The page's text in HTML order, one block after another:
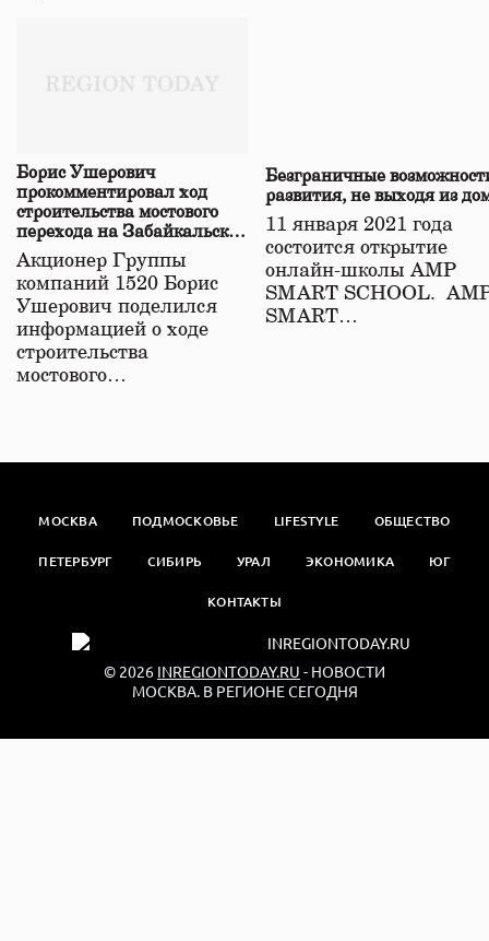
Борис Ушерович
прокомментировал ход
строительства мостового
перехода на Забайкальской
железной дороге
Акционер Группы
компаний 1520 Борис
Ушерович поделился
информацией о ходе
строительства
мостового…
Безграничные
развития, не выходя из
11 января 2021 года
состоится открытие
онлайн-школы АМР
SMART SCHOOL.
SMART…
МОСКВА ПОДМОСКОВЬЕ LIFESTYLE ОБЩЕСТВО
ПЕТЕРБУРГ СИБИРЬ УРАЛ ЭКОНОМИКА ЮГ
КОНТАКТЫ
© 2026 INREGIONTODAY.RU - НОВОСТИ
МОСКВА. В РЕГИОНЕ СЕГОДНЯ